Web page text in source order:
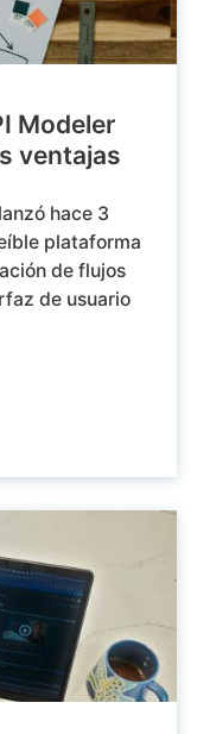
Modeler
ventajas
hace 3
plataforma
de flujos
de usuario